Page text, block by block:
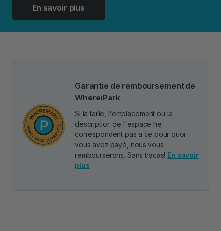
En savoir plus
Garantie de remboursement de
WhereiPark
Si la taille, l'emplacement ou la
description de l'espace ne
correspondent pas à ce pour quoi
vous avez payé, nous vous
rembourserons. Sans tracas! En savoir
plus